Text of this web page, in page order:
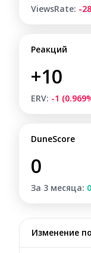
ViewsRate: -
Реакций
+10
ERV: -1
DuneScore
0
За 3 месяца: 0
Изменение